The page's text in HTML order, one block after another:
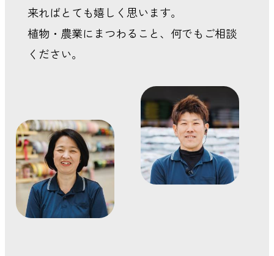
来ればとても嬉しく思います。
植物・農業にまつわること、何でもご相談
ください。